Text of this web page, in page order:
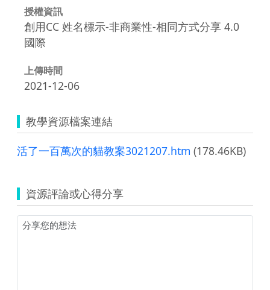
授權資訊
創用CC 姓名標示-非商業性-相同方式分享 4.0
國際
上傳時間
2021-12-06
教學資源檔案連結
活了一百萬次的貓教案3021207.htm (178.46KB)
資源評論或心得分享